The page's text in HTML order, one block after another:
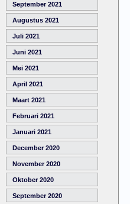
September 2021
Augustus 2021
Juli 2021
Juni 2021
Mei 2021
April 2021
Maart 2021
Februari 2021
Januari 2021
December 2020
November 2020
Oktober 2020
September 2020